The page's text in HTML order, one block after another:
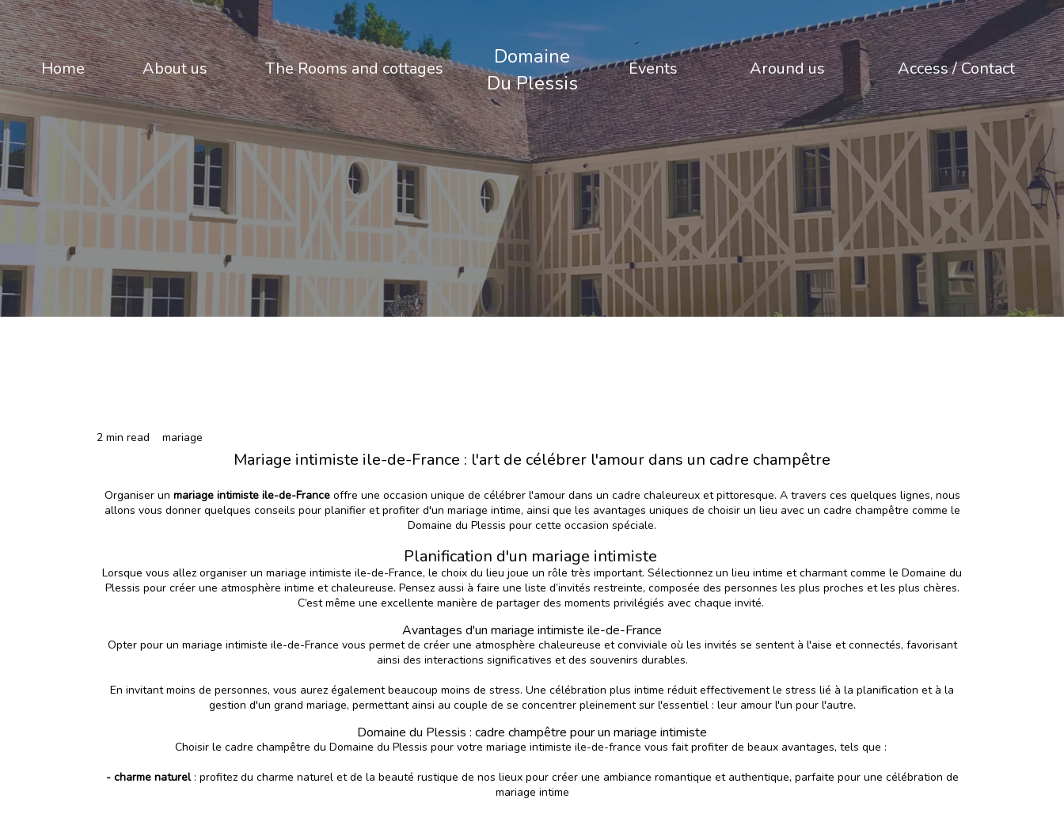
Home About us The Rooms and cottages
Domaine
Du Plessis
Events Around us Access / Contact
2 min read mariage
Mariage intimiste ile-de-France : l'art de célébrer l'amour dans un cadre champêtre
Organiser un mariage intimiste ile-de-Franceoffre une occasion unique de célébrer l'amour dans un cadre chaleureux et pittoresque. A travers ces quelques lignes, nous
allons vous donner quelques conseils pour planifier et profiter d'un mariage intime, ainsi que les avantages uniques de choisir un lieu avec un cadre champêtre comme le
Domaine du Plessis pour cette occasion spéciale.
Planification d'un mariage intimiste
Lorsque vous allez organiser un mariage intimiste ile-de-France, le choix du lieu joue un rôle très important. Sélectionnez un lieu intime et charmant comme le Domaine du
Plessis pour créer une atmosphère intime et chaleureuse. Pensez aussi à faire une liste d’invités restreinte, composée des personnes les plus proches et les plus chères.
C’est même une excellente manière de partager des moments privilégiés avec chaque invité.
Avantages d'un mariage intimiste ile-de-France
Opter pour un mariage intimiste ile-de-France vous permet de créer une atmosphère chaleureuse et conviviale où les invités se sentent à l'aise et connectés, favorisant
ainsi des interactions significatives et des souvenirs durables.
En invitant moins de personnes, vous aurez également beaucoup moins de stress. Une célébration plus intime réduit effectivement le stress lié à la planification et à la
gestion d'un grand mariage, permettant ainsi au couple de se concentrer pleinement sur l'essentiel : leur amour l'un pour l'autre.
Domaine du Plessis : cadre champêtre pour un mariage intimiste
Choisir le cadre champêtre du Domaine du Plessis pour votre mariage intimiste ile-de-france vous fait profiter de beaux avantages, tels que :
- charme naturel : profitez du charme naturel et de la beauté rustique de nos lieux pour créer une ambiance romantique et authentique, parfaite pour une célébration de
mariage intime